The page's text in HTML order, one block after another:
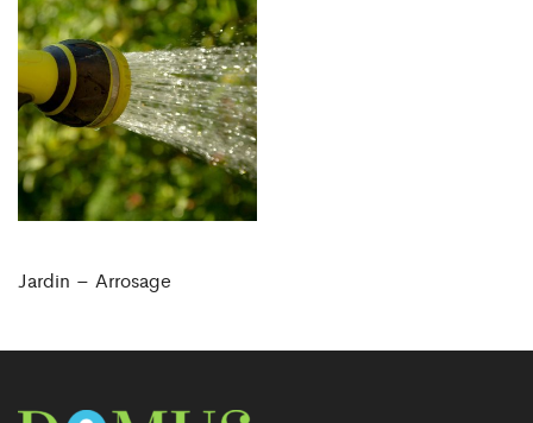
Jardin – Arrosage